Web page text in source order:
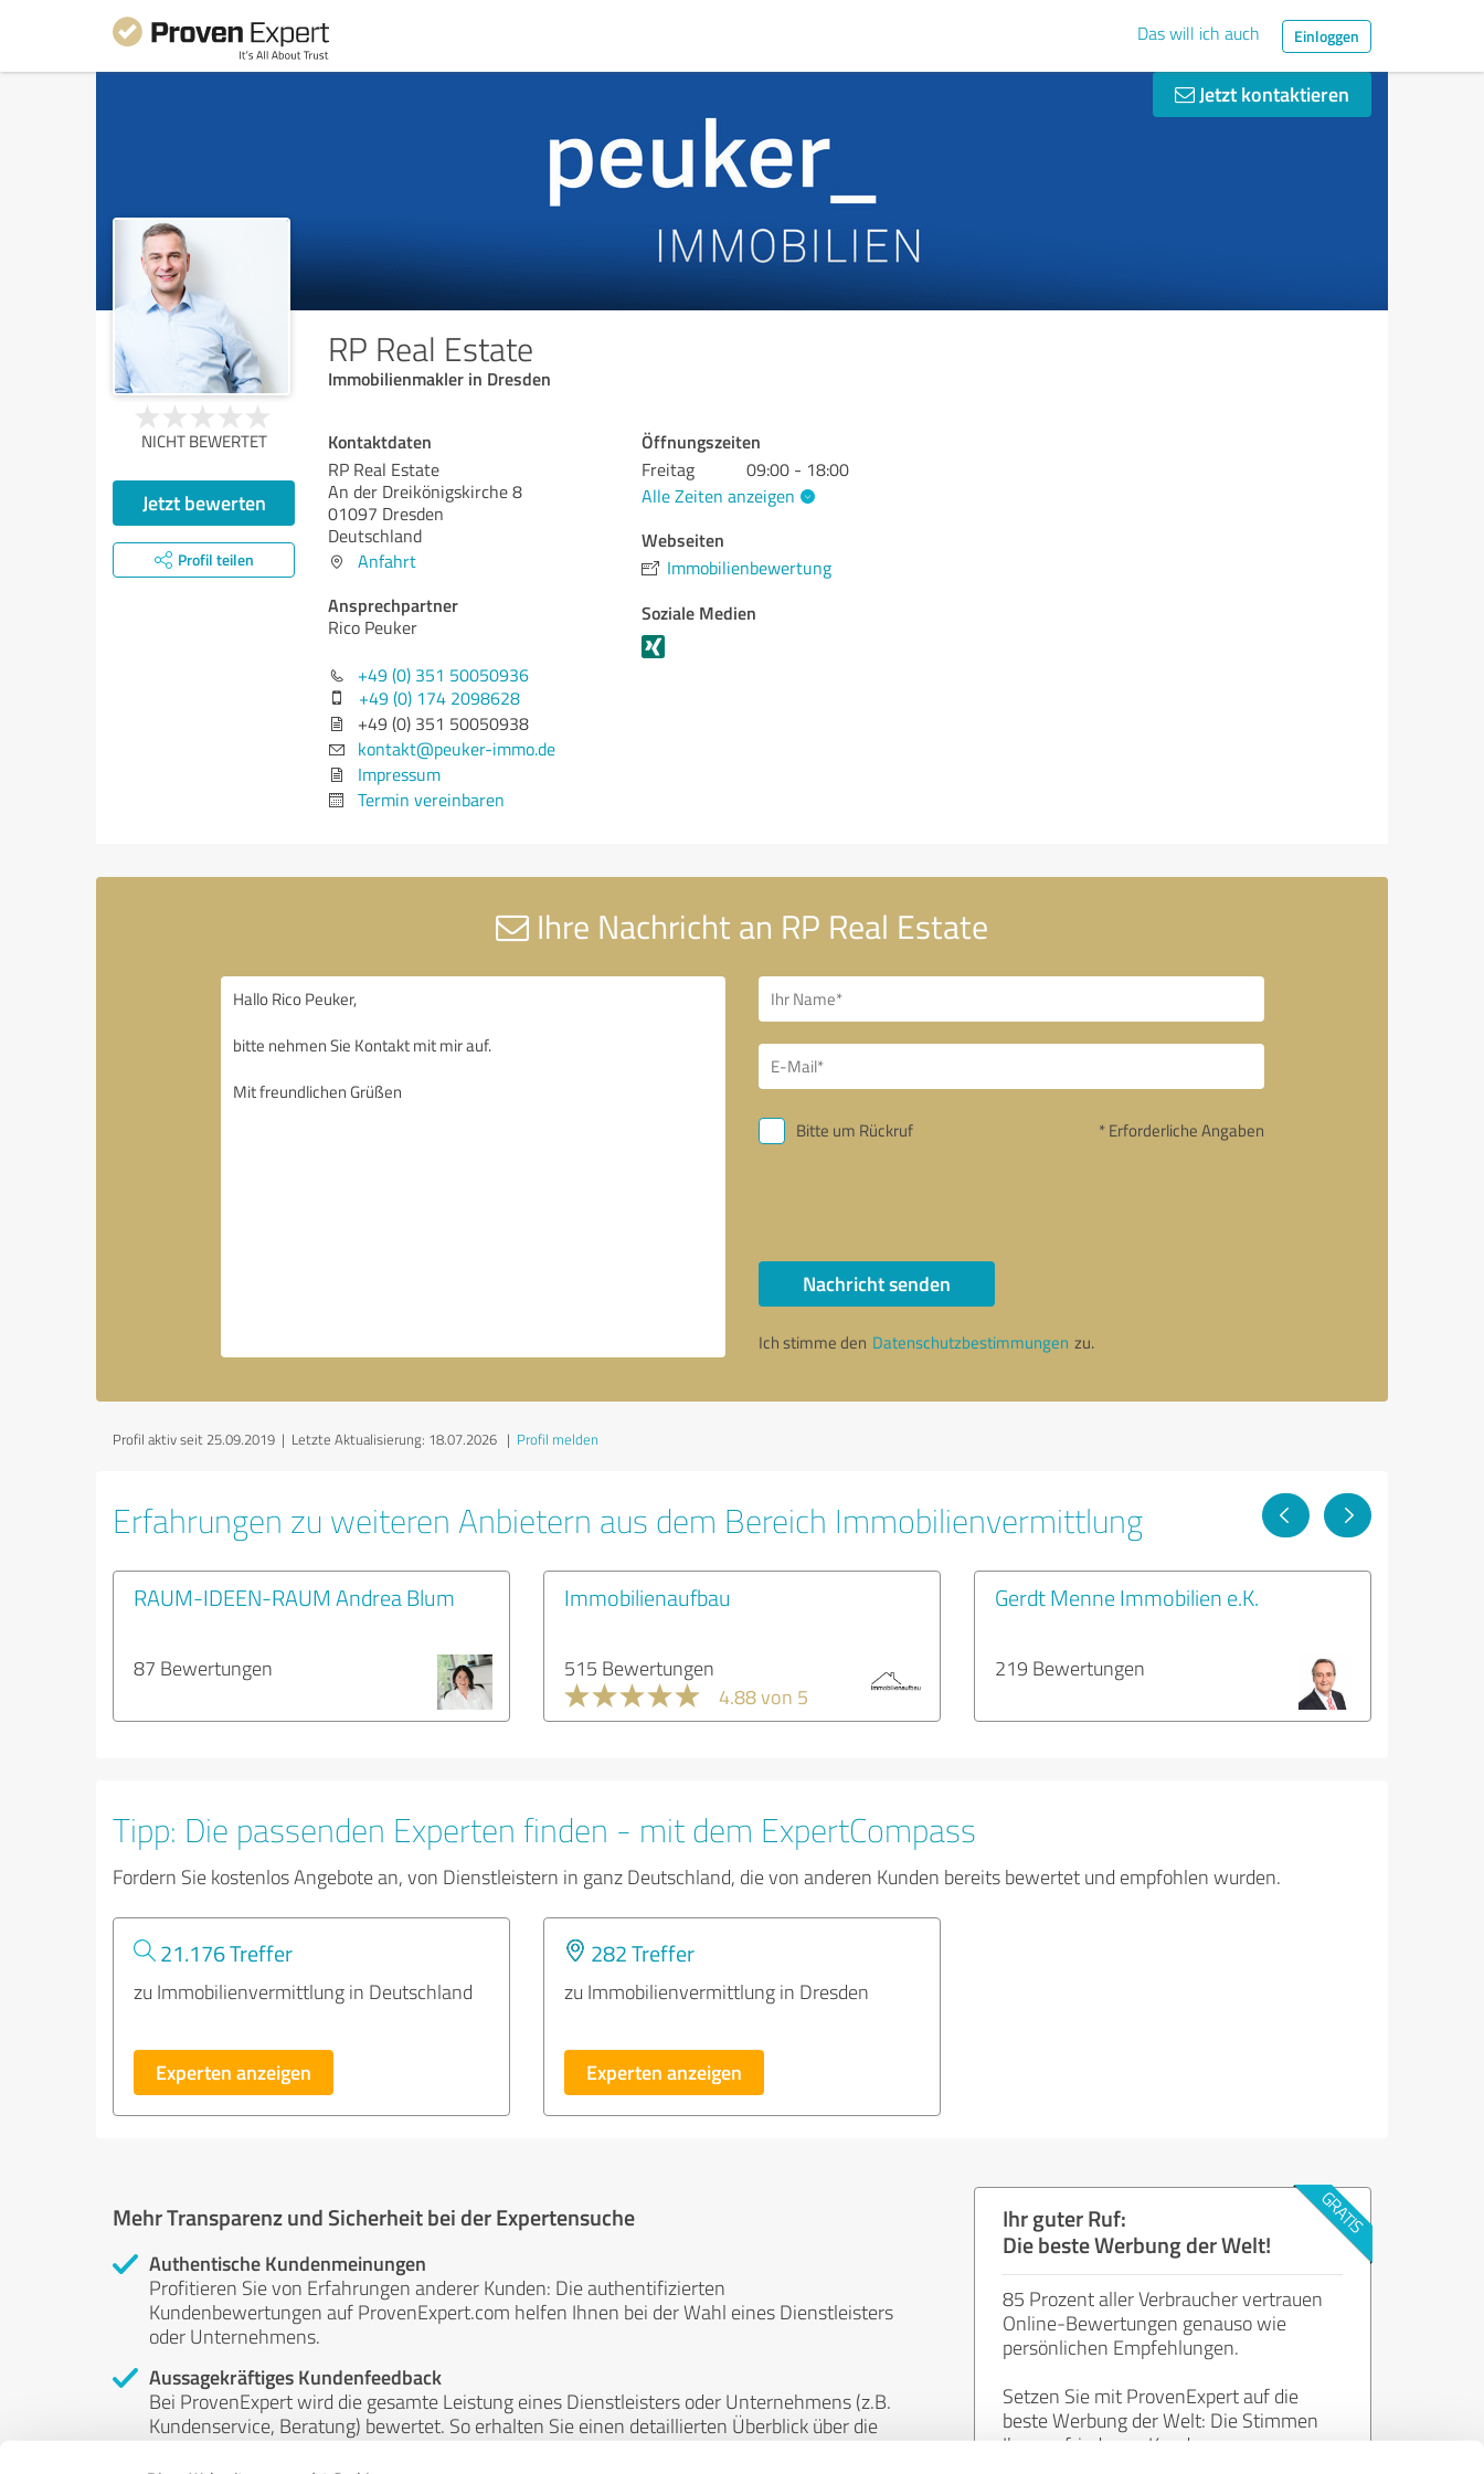
Das will ich auch Einloggen
Jetzt kontaktieren
RP Real Estate
Immobilienmakler in Dresden
NICHT BEWERTET
Jetzt bewerten
Profil teilen
Kontaktdaten
RP Real Estate
An der Dreikönigskirche 8
01097 Dresden
Deutschland
Anfahrt
Ansprechpartner
Rico Peuker
+49 (0) 351 50050936
+49 (0) 174 2098628
+49 (0) 351 50050938
kontakt@peuker-immo.de
Impressum
Termin vereinbaren
Öffnungszeiten
Freitag
09:00 - 18:00
Alle Zeiten anzeigen
Webseiten
Immobilienbewertung
Soziale Medien
Ihre Nachricht an RP Real Estate
Bitte um Rückruf * Erforderliche Angaben
Nachricht senden
Ich stimme den Datenschutzbestimmungen zu.
Profil aktiv seit 25.09.2019 | Letzte Aktualisierung: 18.07.2026 | Profil melden
Erfahrungen zu weiteren Anbietern aus dem Bereich Immobilienvermittlung
RAUM-IDEEN-RAUM Andrea Blum
87 Bewertungen
Immobilienaufbau
515 Bewertungen
4.88 von 5
Gerdt Menne Immobilien e.K.
219 Bewertungen
Tipp: Die passenden Experten finden - mit dem ExpertCompass
Fordern Sie kostenlos Angebote an, von Dienstleistern in ganz Deutschland, die von anderen Kunden bereits bewertet und empfohlen wurden.
21.176 Treffer
zu Immobilienvermittlung in Deutschland
Experten anzeigen
282 Treffer
zu Immobilienvermittlung in Dresden
Experten anzeigen
Mehr Transparenz und Sicherheit bei der Expertensuche
Authentische Kundenmeinungen
Profitieren Sie von Erfahrungen anderer Kunden: Die authentifizierten
Kundenbewertungen auf ProvenExpert.com helfen Ihnen bei der Wahl eines Dienstleisters
oder Unternehmens.
Aussagekräftiges Kundenfeedback
Bei ProvenExpert wird die gesamte Leistung eines Dienstleisters oder Unternehmens (z.B.
Kundenservice, Beratung) bewertet. So erhalten Sie einen detaillierten Überblick über die
Ihr guter Ruf:
Die beste Werbung der Welt!
85 Prozent aller Verbraucher vertrauen
Online-Bewertungen genauso wie
persönlichen Empfehlungen.
Setzen Sie mit ProvenExpert auf die
beste Werbung der Welt: Die Stimmen
Ihrer zufriedenen Kunden.